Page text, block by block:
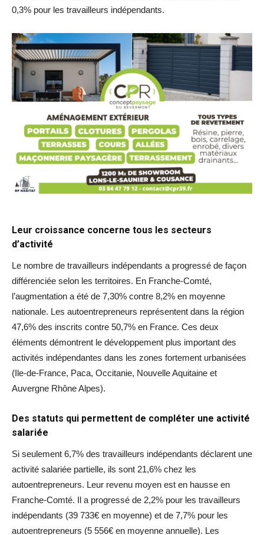
0,3% pour les travailleurs indépendants.
Leur croissance concerne tous les secteurs
d’activité
Le nombre de travailleurs indépendants a progressé de façon
différenciée selon les territoires. En Franche-Comté,
l’augmentation a été de 7,30% contre 8,2% en moyenne
nationale. Les autoentrepreneurs représentent dans la région
47,6% des inscrits contre 50,7% en France. Ces deux
éléments démontrent le développement plus important des
activités indépendantes dans les zones fortement urbanisées
(Ile-de-France, Paca, Occitanie, Nouvelle Aquitaine et
Auvergne Rhône Alpes).
Des statuts qui permettent de compléter une activité
salariée
Si seulement 6,7% des travailleurs indépendants déclarent une
activité salariée partielle, ils sont 21,6% chez les
autoentrepreneurs. Leur revenu moyen est en hausse en
Franche-Comté. Il a progressé de 2,2% pour les travailleurs
indépendants (39 733€ en moyenne) et de 7,7% pour les
autoentrepreneurs (5 556€ en moyenne annuelle). Les